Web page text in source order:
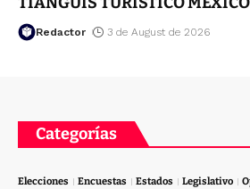
Redactor 3 de August de 2026
Categorías
Elecciones Encuestas Estados Legislativo